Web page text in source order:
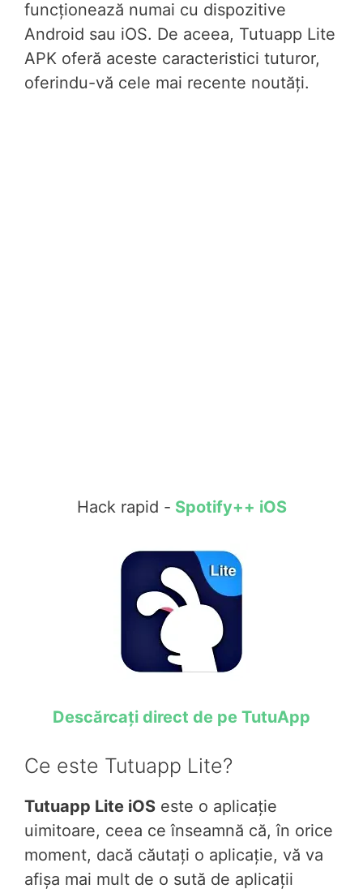
funcționează numai cu dispozitive
Android sau iOS. De aceea, Tutuapp Lite
APK oferă aceste caracteristici tuturor,
oferindu-vă cele mai recente noutăți.
Hack rapid - Spotify++ iOS
Descărcați direct de pe TutuApp
Ce este Tutuapp Lite?
Tutuapp Lite iOS este o aplicație
uimitoare, ceea ce înseamnă că, în orice
moment, dacă căutați o aplicație, vă va
afișa mai mult de o sută de aplicații